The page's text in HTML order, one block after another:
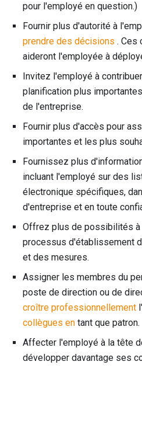
pour l'employé en question.)
Fournir plus d'autorité à
prendre des décisions . Ces
aideront l'employée à
Invitez l'employé à
planification plus
de l'entreprise.
Fournir plus d'accès pour
importantes et les plus
Fournissez plus
incluant l'employé sur des
électronique spécifiques,
d'entreprise et en toute
Offrez plus de possibilités
processus d'établissement
et des mesures.
Assigner les membres du
poste de direction ou de
croître professionnellement
collègues en tant que patron.
Affecter l'employé à la tête
développer davantage ses